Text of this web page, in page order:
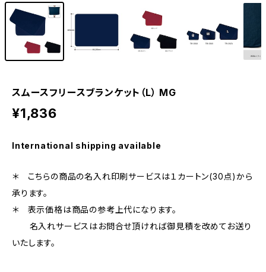
スムースフリースブランケット（L） MG
¥1,836
International shipping available
＊ こちらの商品の名入れ印刷サービスは１カートン(30点)から
承ります。
＊ 表示価格は商品の参考上代になります。
名入れサービスはお問合せ頂ければ御見積を改めてお送り
いたします。